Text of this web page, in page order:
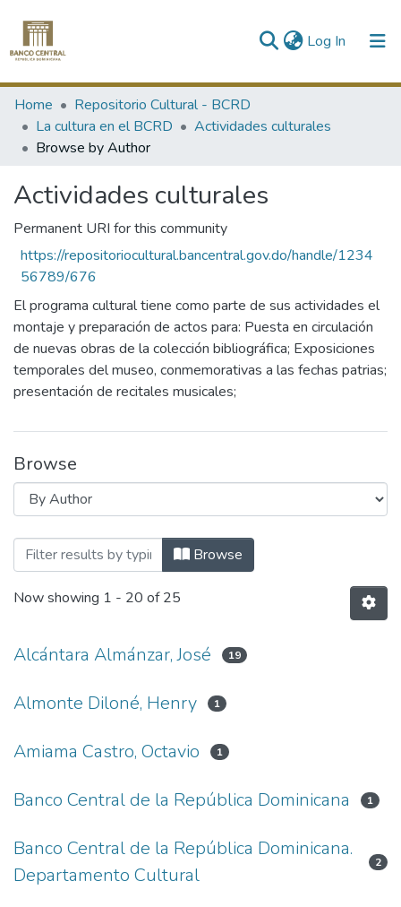
Log In (current)
Communities & Collections
All of DSpace
Home
Repositorio Cultural - BCRD
La cultura en el BCRD
Actividades culturales
Browse by Author
Actividades culturales
Permanent URI for this community
https://repositoriocultural.bancentral.gov.do/handle/1234
56789/676
El programa cultural tiene como parte de sus actividades el
montaje y preparación de actos para: Puesta en circulación
de nuevas obras de la colección bibliográfica; Exposiciones
temporales del museo, conmemorativas a las fechas patrias;
presentación de recitales musicales;
Browse
Browsing Actividades culturales by
Browse
Now showing 1 - 20 of 25
Alcántara Almánzar, José 19
Almonte Diloné, Henry 1
Amiama Castro, Octavio 1
Banco Central de la República Dominicana 1
Banco Central de la República Dominicana.
Departamento Cultural
2